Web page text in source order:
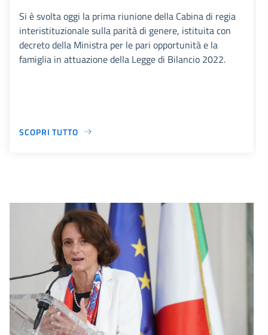
Si è svolta oggi la prima riunione della Cabina di regia
interistituzionale sulla parità di genere, istituita con
decreto della Ministra per le pari opportunità e la
famiglia in attuazione della Legge di Bilancio 2022.
SCOPRI TUTTO